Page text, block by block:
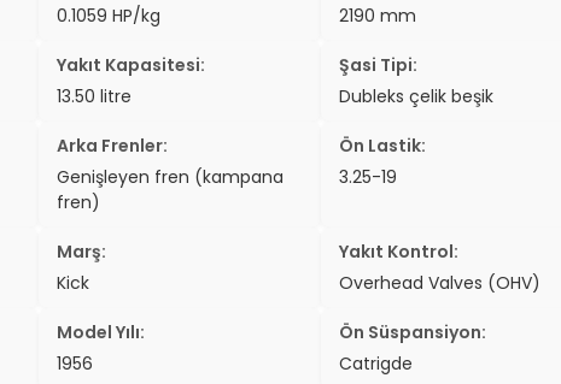
two_wheeler
two_wheeler
grid_view
search
0.1059 HP/kg
2190 mm
Yakıt Kapasitesi:
13.50 litre
Şasi Tipi:
Dubleks çelik beşik
Arka Frenler:
Genişleyen fren (kampana
fren)
Ön Lastik:
3.25-19
Marş:
Kick
Yakıt Kontrol:
Overhead Valves (OHV)
Model Yılı:
1956
Ön Süspansiyon:
Catrigde